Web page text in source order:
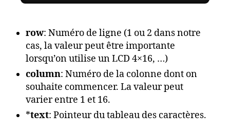
row: Numéro de ligne (1 ou 2 dans notre
cas, la valeur peut être importante
lorsqu’on utilise un LCD 4×16, …)
column: Numéro de la colonne dont on
souhaite commencer. La valeur peut
varier entre 1 et 16.
*text: Pointeur du tableau des caractères.